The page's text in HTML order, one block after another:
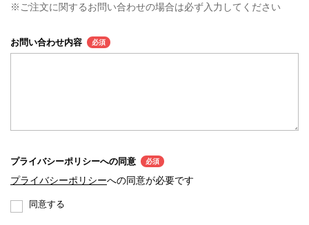
※ご注文に関するお問い合わせの場合は必ず入力してください
お問い合わせ内容 必須
プライバシーポリシーへの同意 必須
プライバシーポリシーへの同意が必要です
同意する